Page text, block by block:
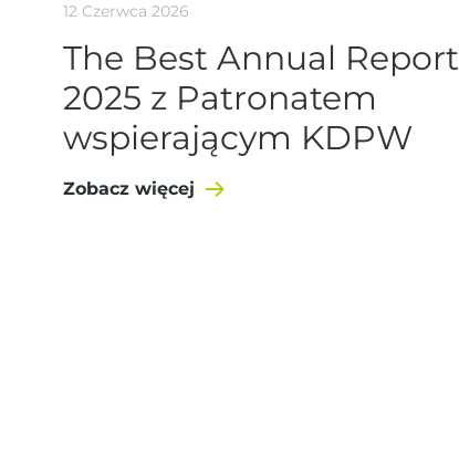
12 Czerwca 2026
The Best Annual Report
2025 z Patronatem
wspierającym KDPW
Zobacz więcej